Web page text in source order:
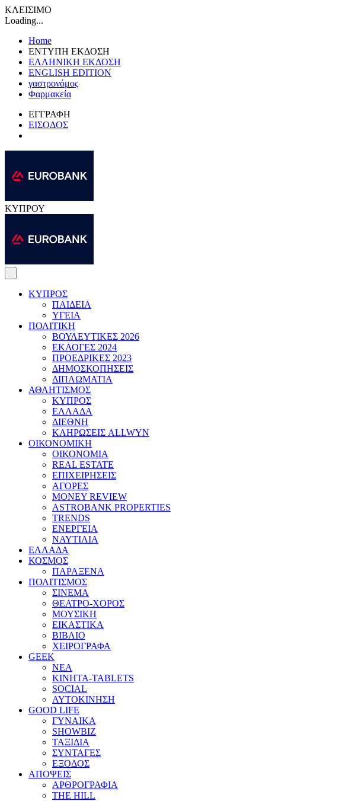
ΚΛΕΙΣΙΜΟ
Loading...
Home
ΕΝΤΥΠΗ ΕΚΔΟΣΗ
ΕΛΛΗΝΙΚΗ ΕΚΔΟΣΗ
ENGLISH EDITION
γαστρονόμος
Φαρμακεία
ΕΓΓΡΑΦΗ
ΕΙΣΟΔΟΣ
ΚΥΠΡΟΥ
ΚΥΠΡΟΣ
ΠΑΙΔΕΙΑ
ΥΓΕΙΑ
ΠΟΛΙΤΙΚΗ
ΒΟΥΛΕΥΤΙΚΕΣ 2026
ΕΚΛΟΓΕΣ 2024
ΠΡΟΕΔΡΙΚΕΣ 2023
ΔΗΜΟΣΚΟΠΗΣΕΙΣ
ΔΙΠΛΩΜΑΤΙΑ
ΑΘΛΗΤΙΣΜΟΣ
ΚΥΠΡΟΣ
ΕΛΛΑΔΑ
ΔΙΕΘΝΗ
ΚΛΗΡΩΣΕΙΣ ALLWYN
ΟΙΚΟΝΟΜΙΚΗ
ΟΙΚΟΝΟΜΙΑ
REAL ESTATE
ΕΠΙΧΕΙΡΗΣΕΙΣ
ΑΓΟΡΕΣ
MONEY REVIEW
ASTROBANK PROPERTIES
TRENDS
ΕΝΕΡΓΕΙΑ
ΝΑΥΤΙΛΙΑ
ΕΛΛΑΔΑ
ΚΟΣΜΟΣ
ΠΑΡΑΞΕΝΑ
ΠΟΛΙΤΙΣΜΟΣ
ΣΙΝΕΜΑ
ΘΕΑΤΡΟ-ΧΟΡΟΣ
ΜΟΥΣΙΚΗ
ΕΙΚΑΣΤΙΚΑ
ΒΙΒΛΙΟ
ΧΕΙΡΟΓΡΑΦΑ
GEEK
ΝΕΑ
ΚΙΝΗΤΑ-TABLETS
SOCIAL
ΑΥΤΟΚΙΝΗΣΗ
GOOD LIFE
ΓΥΝΑΙΚΑ
SHOWBIZ
ΤΑΞΙΔΙΑ
ΣΥΝΤΑΓΕΣ
ΕΞΟΔΟΣ
ΑΠΟΨΕΙΣ
ΑΡΘΡΟΓΡΑΦΙΑ
THE HILL